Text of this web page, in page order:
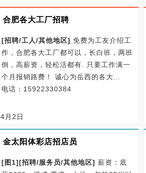
合肥各大工厂招聘
[招聘/工人/其他地区] 免费为工友介绍工
作，合肥各大工厂都可以，长白班，两班
倒，高薪资，轻松活都有. 只要工作满一
个月报销路费！ 诚心为岳西的各大…
电话：15922330384
4月2日
金太阳体彩店招店员
[图1][招聘/服务员/其他地区] 薪资：底